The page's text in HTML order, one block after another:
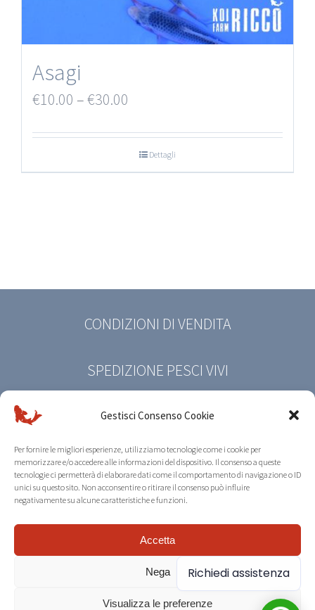
Gestisci Consenso Cookie
Per fornire le migliori esperienze, utilizziamo tecnologie come i cookie per
memorizzare e/o accedere alle informazioni del dispositivo. Il consenso a queste
tecnologie ci permetterà di elaborare dati come il comportamento di navigazione o ID
unici su questo sito. Non acconsentire o ritirare il consenso può influire
negativamente su alcune caratteristiche e funzioni.
Accetta
Nega
Visualizza le preferenze
Asagi
€10.00 –€30.00
Dettagli
CONDIZIONI DI VENDITA
SPEDIZIONE PESCI VIVI
PRIVACY POLICY
COOKIE POLICY
© Copyright 2026 | Koi Farm Riccò | All Rights
Reserved |Credits
Richiedi assistenza